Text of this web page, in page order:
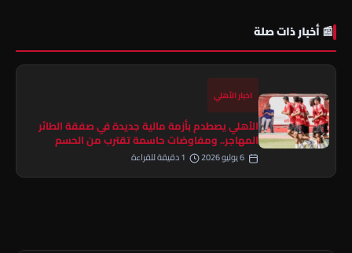
📰 أخبار ذات صلة
اخبار الأهلي
الأهلي يصطدم بأزمة مالية جديدة في صفقة الطائر
المهاجر.. ومفاوضات حاسمة تقترب من الحسم